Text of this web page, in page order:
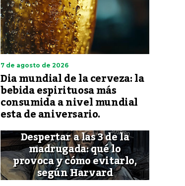
7 de agosto de 2026
Dia mundial de la cerveza: la
bebida espirituosa más
consumida a nivel mundial
esta de aniversario.
Despertar a las 3 de la
madrugada: qué lo
provoca y cómo evitarlo,
según Harvard